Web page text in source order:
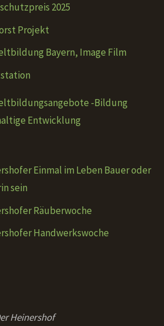
2025
Projekt
Bayern, Image Film
-Bildung
Entwicklung
Einmal im Leben Bauer oder
sein
Räuberwoche
Handwerkswoche
Heinershof